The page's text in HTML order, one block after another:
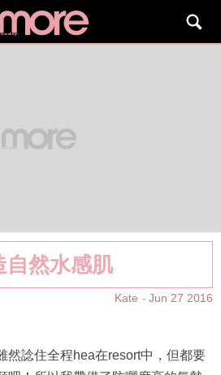
自然水感肌
Kate Jun 27 2016
吧！所以我帶備了防曬度高的氣墊